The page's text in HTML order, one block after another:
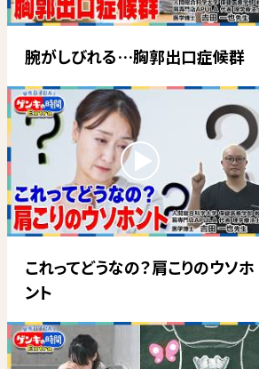
腕がしびれる…胸郭出口症候群
これってどうなの？肩こりのウソホ
ント